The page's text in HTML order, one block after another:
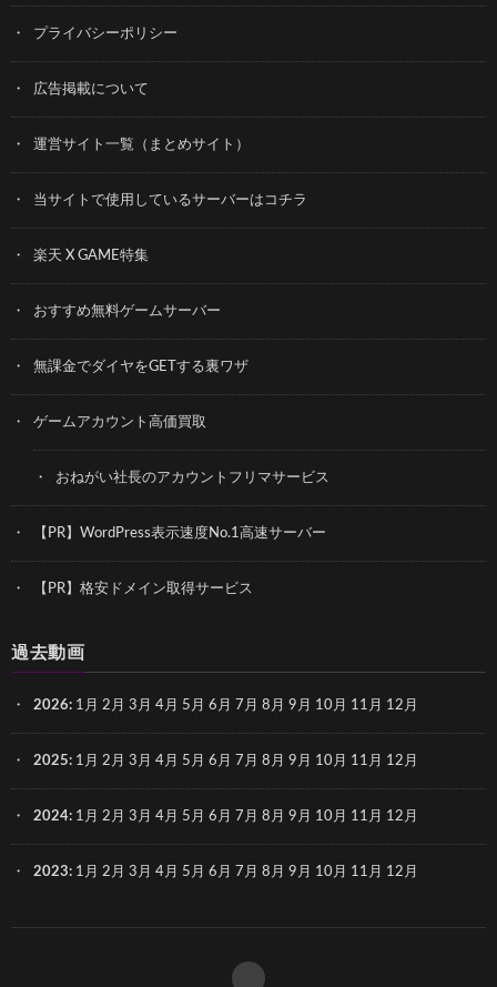
プライバシーポリシー
広告掲載について
運営サイト一覧（まとめサイト）
当サイトで使用しているサーバーはコチラ
楽天 X GAME特集
おすすめ無料ゲームサーバー
無課金でダイヤをGETする裏ワザ
ゲームアカウント高価買取
おねがい社長のアカウントフリマサービス
【PR】WordPress表示速度No.1高速サーバー
【PR】格安ドメイン取得サービス
過去動画
2026: 1月 2月 3月 4月 5月 6月 7月 8月 9月 10月 11月 12月
2025: 1月 2月 3月 4月 5月 6月 7月 8月 9月 10月 11月 12月
2024: 1月 2月 3月 4月 5月 6月 7月 8月 9月 10月 11月 12月
2023: 1月 2月 3月 4月 5月 6月 7月 8月 9月 10月 11月 12月